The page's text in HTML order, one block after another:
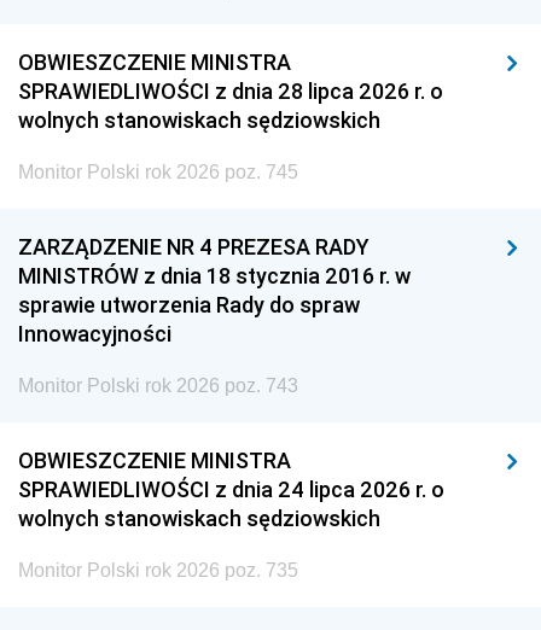
OBWIESZCZENIE MINISTRA
SPRAWIEDLIWOŚCI z dnia 28 lipca 2026 r. o
wolnych stanowiskach sędziowskich
Monitor Polski rok 2026 poz. 745
ZARZĄDZENIE NR 4 PREZESA RADY
MINISTRÓW z dnia 18 stycznia 2016 r. w
sprawie utworzenia Rady do spraw
Innowacyjności
Monitor Polski rok 2026 poz. 743
OBWIESZCZENIE MINISTRA
SPRAWIEDLIWOŚCI z dnia 24 lipca 2026 r. o
wolnych stanowiskach sędziowskich
Monitor Polski rok 2026 poz. 735